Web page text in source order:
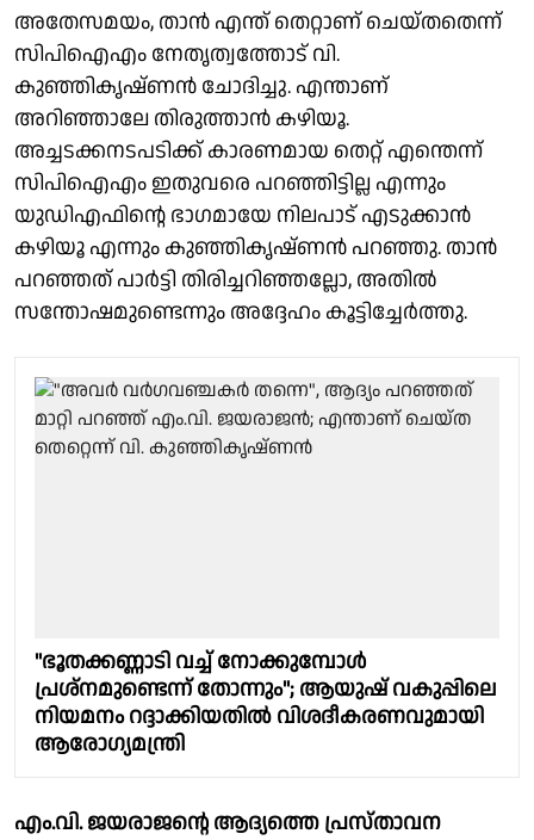
അതേസമയം, താൻ എന്ത് തെറ്റാണ് ചെയ്തതെന്ന്
സിപിഐഎം നേതൃത്വത്തോട് വി.
കുഞ്ഞികൃഷ്ണൻ ചോദിച്ചു. എന്താണ്
അറിഞ്ഞാലേ തിരുത്താൻ കഴിയൂ.
അച്ചടക്കനടപടിക്ക് കാരണമായ തെറ്റ് എന്തെന്ന്
സിപിഐഎം ഇതുവരെ പറഞ്ഞിട്ടില്ല എന്നും
യുഡിഎഫിന്റെ ഭാഗമായേ നിലപാട് എടുക്കാന്‍
കഴിയൂ എന്നും കുഞ്ഞികൃഷ്ണൻ പറഞ്ഞു. താന്‍
പറഞ്ഞത് പാര്‍ട്ടി തിരിച്ചറിഞ്ഞല്ലോ, അതില്‍
സന്തോഷമുണ്ടെന്നും അദ്ദേഹം കൂട്ടിച്ചേര്‍ത്തു.
"ഭൂതക്കണ്ണാടി വച്ച് നോക്കുമ്പോൾ
പ്രശ്നമുണ്ടെന്ന് തോന്നും"; ആയുഷ് വകുപ്പിലെ
നിയമനം റദ്ദാക്കിയതിൽ വിശദീകരണവുമായി
ആരോഗ്യമന്ത്രി
എം.വി. ജയരാജൻ്റെ ആദ്യത്തെ പ്രസ്താവന